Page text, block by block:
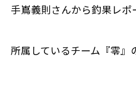
手嶌義則さんから釣果レポ
所属しているチーム『零』